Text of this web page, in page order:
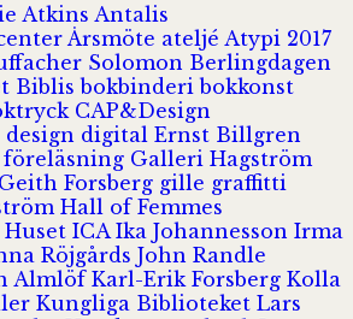
Atkins Antalis
Årsmöte ateljé Atypi 2017
Solomon Berlingdagen
Biblisbokbinderibokkonst
CAP&Design
design digital Ernst Billgren
föreläsning Galleri Hagström
Geith Forsberg gille graffitti
Hall of Femmes
ICA Ika Johannesson Irma
Röjgårds John Randle
Almlöf Karl-Erik Forsberg Kolla
Kungliga Biblioteket Lars